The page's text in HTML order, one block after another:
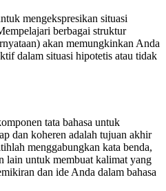
mengekspresikan situasi
berbagai struktur
akan memungkinkan Anda
dalam situasi hipotetis atau tidak
tata bahasa untuk
dan koheren adalah tujuan akhir
menggabungkan kata benda,
lain untuk membuat kalimat yang
dan ide Anda dalam bahasa